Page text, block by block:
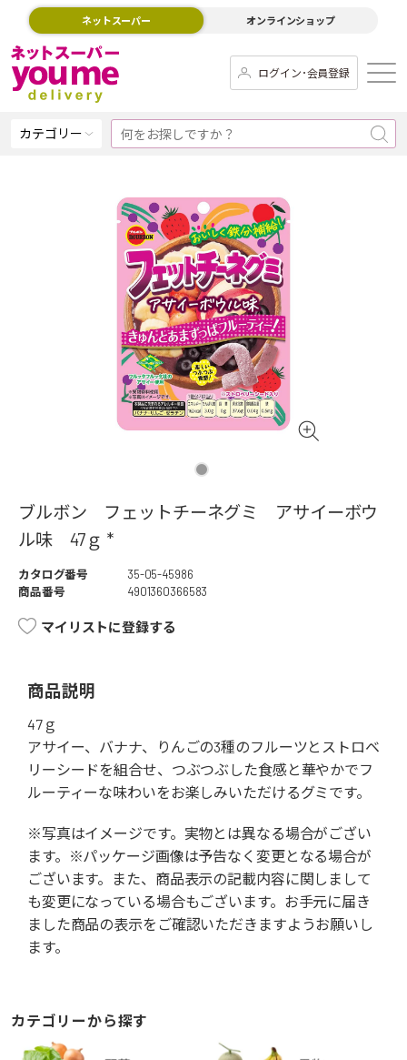
ネットスーパー オンラインショップ
ログイン･会員登録
カテゴリー
ブルボン フェットチーネグミ アサイーボウ
ル味 47ｇ *
カタログ番号
35-05-45986
商品番号
4901360366583
マイリストに登録する
商品説明
47ｇ
アサイー、バナナ、りんごの3種のフルーツとストロベ
リーシードを組合せ、つぶつぶした食感と華やかでフ
ルーティーな味わいをお楽しみいただけるグミです。
※写真はイメージです。実物とは異なる場合がござい
ます。※パッケージ画像は予告なく変更となる場合が
ございます。また、商品表示の記載内容に関しまして
も変更になっている場合もございます。お手元に届き
ました商品の表示をご確認いただきますようお願いし
ます。
カテゴリーから探す